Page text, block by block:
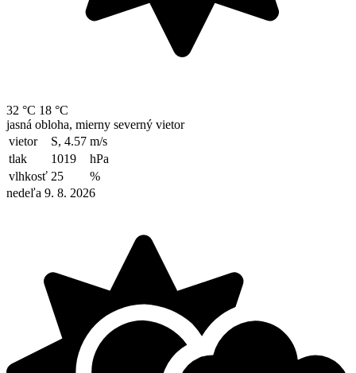
32 °C 18 °C
jasná obloha, mierny severný vietor
vietor
S, 4.57 m/s
tlak
1019
hPa
vlhkosť 25
%
nedeľa 9. 8. 2026